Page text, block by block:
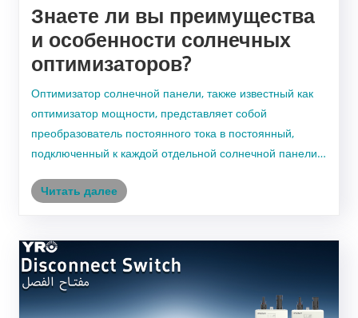
Знаете ли вы преимущества
и особенности солнечных
оптимизаторов?
Оптимизатор солнечной панели, также известный как
оптимизатор мощности, представляет собой
преобразователь постоянного тока в постоянный,
подключенный к каждой отдельной солнечной панели в
стандартные панели в «умные модули», обеспечивая
Читать далее